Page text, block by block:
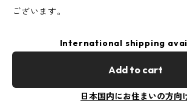
ございます。
International shipping
Add to cart
日本国内にお住まいの方向